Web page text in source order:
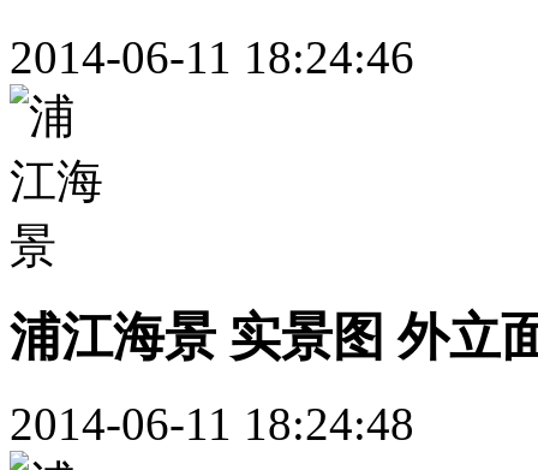
2014-06-11 18:24:46
浦江海景 实景图 外立
2014-06-11 18:24:48